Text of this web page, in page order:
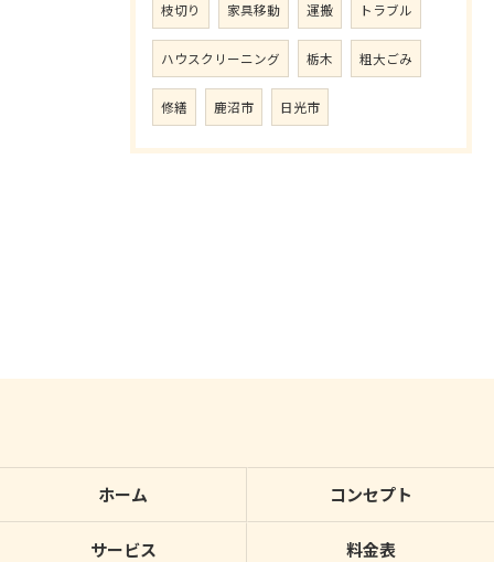
枝切り 家具移動 運搬 トラブル
ハウスクリーニング 栃木 粗大ごみ
修繕 鹿沼市 日光市
ホーム コンセプト
サービス 料金表